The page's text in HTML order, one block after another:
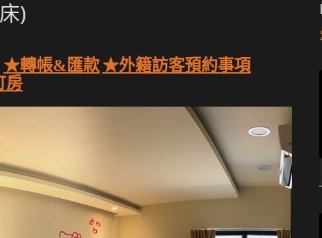
)
★轉帳&匯款★外籍訪客預約事項
房